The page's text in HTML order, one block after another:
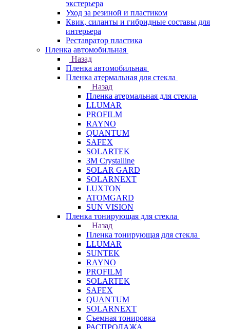
экстерьера
Уход за резиной и пластиком
Квик, силанты и гибридные составы для
интерьера
Реставратор пластика
Пленка автомобильная
Назад
Пленка автомобильная
Пленка атермальная для стекла
Назад
Пленка атермальная для стекла
LLUMAR
PROFILM
RAYNO
QUANTUM
SAFEX
SOLARTEK
3M Crystalline
SOLAR GARD
SOLARNEXT
LUXTON
ATOMGARD
SUN VISION
Пленка тонирующая для стекла
Назад
Пленка тонирующая для стекла
LLUMAR
SUNTEK
RAYNO
PROFILM
SOLARTEK
SAFEX
QUANTUM
SOLARNEXT
Съемная тонировка
РАСПРОДАЖА